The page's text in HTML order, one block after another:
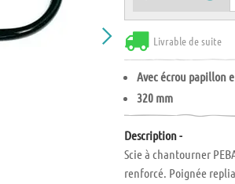
Livrable de suite
Avec écrou papillon
320 mm
Description -
Scie à chantourner
renforcé. Poignée